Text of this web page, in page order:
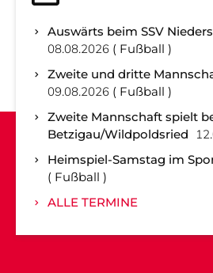
Auswärts beim SSV
08.08.2026
Fußball
Zweite und dritte
09.08.2026
Fußball
Zweite Mannschaft spielt
Betzigau/Wildpoldsried
Heimspiel-Samstag im
Fußball
ALLE TERMINE